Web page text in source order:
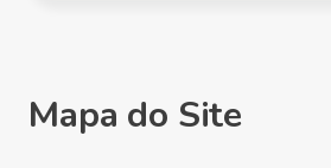
Mapa do Site